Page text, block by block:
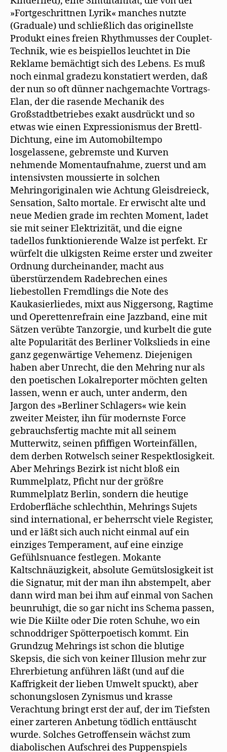
»Fortgeschrittnen Lyrik« manches nutzte
(Graduale) und schließlich das originellste
Produkt eines freien Rhythmusses der Couplet-
Technik, wie es beispiellos leuchtet in Die
Reklame bemächtigt sich des Lebens. Es muß
noch einmal gradezu konstatiert werden, daß
der nun so oft dünner nachgemachte Vortrags-
Elan, der die rasende Mechanik des
Großstadtbetriebes exakt ausdrückt und so
etwas wie einen Expressionismus der Brettl-
Dichtung, eine im Automobiltempo
losgelassene, gebremste und Kurven
nehmende Momentaufnahme, zuerst und am
intensivsten moussierte in solchen
Mehringoriginalen wie Achtung Gleisdreieck,
Sensation, Salto mortale. Er erwischt alte und
neue Medien grade im rechten Moment, ladet
sie mit seiner Elektrizität, und die eigne
tadellos funktionierende Walze ist perfekt. Er
würfelt die ulkigsten Reime erster und zweiter
Ordnung durcheinander, macht aus
überstürzendem Radebrechen eines
liebestollen Fremdlings die Note des
Kaukasierliedes, mixt aus Niggersong, Ragtime
und Operettenrefrain eine Jazzband, eine mit
Sätzen verübte Tanzorgie, und kurbelt die gute
alte Popularität des Berliner Volkslieds in eine
ganz gegenwärtige Vehemenz. Diejenigen
haben aber Unrecht, die den Mehring nur als
den poetischen Lokalreporter möchten gelten
lassen, wenn er auch, unter anderm, den
Jargon des »Berliner Schlagers« wie kein
zweiter Meister, ihn für modernste Force
gebrauchsfertig machte mit all seinem
Mutterwitz, seinen pfiffigen Worteinfällen,
dem derben Rotwelsch seiner Respektlosigkeit.
Aber Mehrings Bezirk ist nicht bloß ein
Rummelplatz, Pficht nur der größre
Rummelplatz Berlin, sondern die heutige
Erdoberfläche schlechthin, Mehrings Sujets
sind international, er beherrscht viele Register,
und er läßt sich auch nicht einmal auf ein
einziges Temperament, auf eine einzige
Gefühlsnuance festlegen. Mokante
Kaltschnäuzigkeit, absolute Gemütslosigkeit ist
die Signatur, mit der man ihn abstempelt, aber
dann wird man bei ihm auf einmal von Sachen
beunruhigt, die so gar nicht ins Schema passen,
wie Die Kiilte oder Die roten Schuhe, wo ein
schnoddriger Spötterpoetisch kommt. Ein
Grundzug Mehrings ist schon die blutige
Skepsis, die sich von keiner Illusion mehr zur
Ehrerbietung anführen läßt (und auf die
Kaffrigkeit der lieben Umwelt spuckt), aber
schonungslosen Zynismus und krasse
Verachtung bringt erst der auf, der im Tiefsten
einer zarteren Anbetung tödlich enttäuscht
wurde. Solches Getroffensein wächst zum
diabolischen Aufschrei des Puppenspiels